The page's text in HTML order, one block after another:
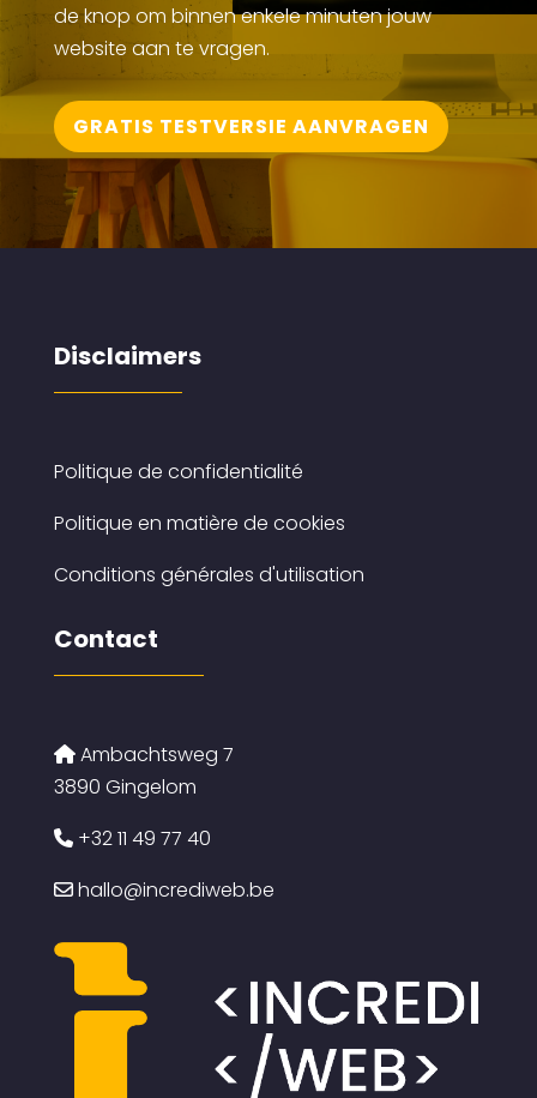
de knop om binnen enkele minuten jouw
website aan te vragen.
GRATIS TESTVERSIE AANVRAGEN
Disclaimers
Politique de confidentialité
Politique en matière de cookies
Conditions générales d'utilisation
Contact
Ambachtsweg 7
3890 Gingelom
+32 11 49 77 40
hallo@incrediweb.be